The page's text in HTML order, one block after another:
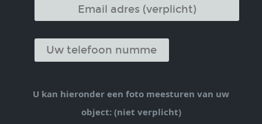
U kan hieronder een foto meesturen van uw
object: (niet verplicht)